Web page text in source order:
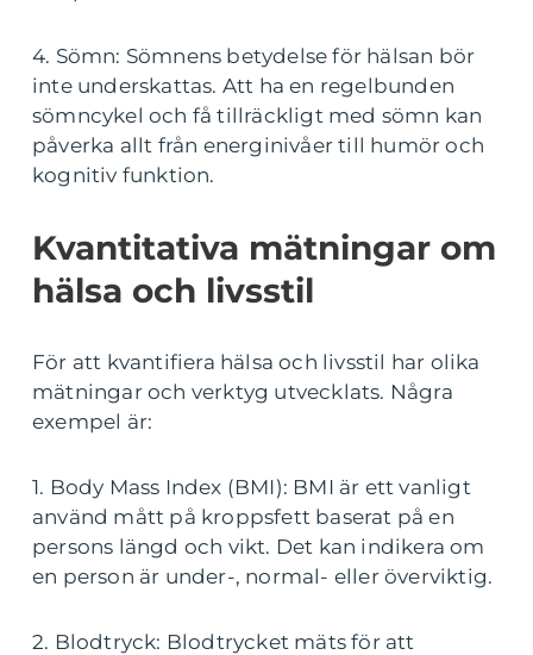
4. Sömn: Sömnens betydelse för hälsan bör
inte underskattas. Att ha en regelbunden
sömncykel och få tillräckligt med sömn kan
påverka allt från energinivåer till humör och
kognitiv funktion.
Kvantitativa mätningar om
hälsa och livsstil
För att kvantifiera hälsa och livsstil har olika
mätningar och verktyg utvecklats. Några
exempel är:
1. Body Mass Index (BMI): BMI är ett vanligt
använd mått på kroppsfett baserat på en
persons längd och vikt. Det kan indikera om
en person är under-, normal- eller överviktig.
2. Blodtryck: Blodtrycket mäts för att